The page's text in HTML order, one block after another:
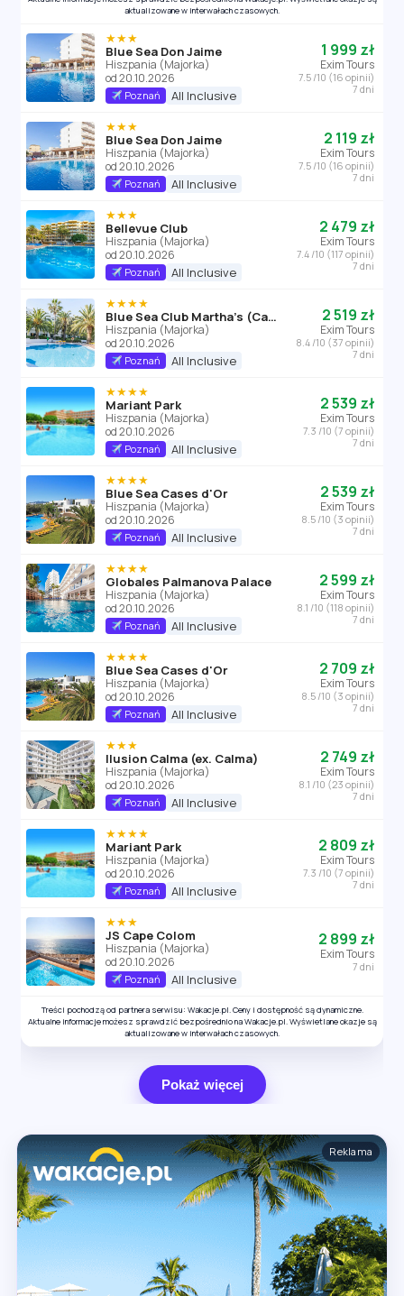
aktualizowane w interwałach czasowych.
★★★
Blue Sea Don Jaime
Hiszpania (Majorka)
od 20.10.2026
Poznań All Inclusive
1 999 zł
Exim Tours
7.5 /10 (16 opinii)
7 dni
★★★
Blue Sea Don Jaime
Hiszpania (Majorka)
od 20.10.2026
Poznań All Inclusive
2 119 zł
Exim Tours
7.5 /10 (16 opinii)
7 dni
★★★
Bellevue Club
Hiszpania (Majorka)
od 20.10.2026
Poznań All Inclusive
2 479 zł
Exim Tours
7.4 /10 (117 opinii)
7 dni
★★★★
Blue Sea Club Martha's (Cala D'or)
Hiszpania (Majorka)
od 20.10.2026
Poznań All Inclusive
2 519 zł
Exim Tours
8.4 /10 (37 opinii)
7 dni
★★★★
Mariant Park
Hiszpania (Majorka)
od 20.10.2026
Poznań All Inclusive
2 539 zł
Exim Tours
7.3 /10 (7 opinii)
7 dni
★★★★
Blue Sea Cases d'Or
Hiszpania (Majorka)
od 20.10.2026
Poznań All Inclusive
2 539 zł
Exim Tours
8.5 /10 (3 opinii)
7 dni
★★★★
Globales Palmanova Palace
Hiszpania (Majorka)
od 20.10.2026
Poznań All Inclusive
2 599 zł
Exim Tours
8.1 /10 (118 opinii)
7 dni
★★★★
Blue Sea Cases d'Or
Hiszpania (Majorka)
od 20.10.2026
Poznań All Inclusive
2 709 zł
Exim Tours
8.5 /10 (3 opinii)
7 dni
★★★
Ilusion Calma (ex. Calma)
Hiszpania (Majorka)
od 20.10.2026
Poznań All Inclusive
2 749 zł
Exim Tours
8.1 /10 (23 opinii)
7 dni
★★★★
Mariant Park
Hiszpania (Majorka)
od 20.10.2026
Poznań All Inclusive
2 809 zł
Exim Tours
7.3 /10 (7 opinii)
7 dni
★★★
JS Cape Colom
Hiszpania (Majorka)
od 20.10.2026
Poznań All Inclusive
2 899 zł
Exim Tours
7 dni
Treści pochodzą od partnera serwisu: Wakacje.pl. Ceny i dostępność są dynamiczne.
Aktualne informacje możesz sprawdzić bezpośrednio na Wakacje.pl. Wyświetlane okazje są
aktualizowane w interwałach czasowych.
Pokaż więcej
Reklama